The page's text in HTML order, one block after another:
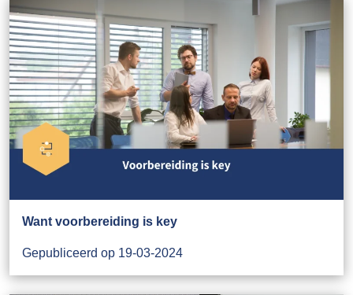
Want voorbereiding is key
Gepubliceerd op 19-03-2024